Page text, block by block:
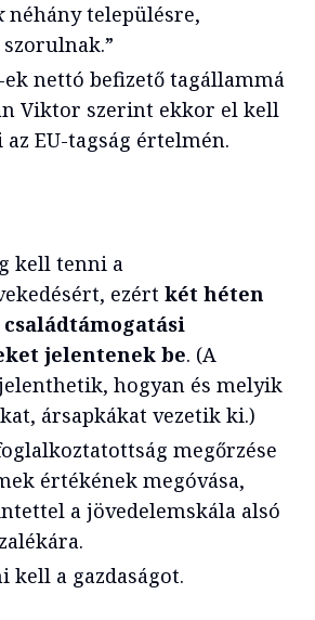
néhány településre,
ek nettó befizető tagállammá
Viktor szerint ekkor el kell
EU-tagság értelmén.
kell tenni a
ezért két héten
jelentenek be. (A
hogyan és melyik
ársapkákat vezetik ki.)
megőrzése
értékének megóvása,
a jövedelemskála alsó
kell a gazdaságot.